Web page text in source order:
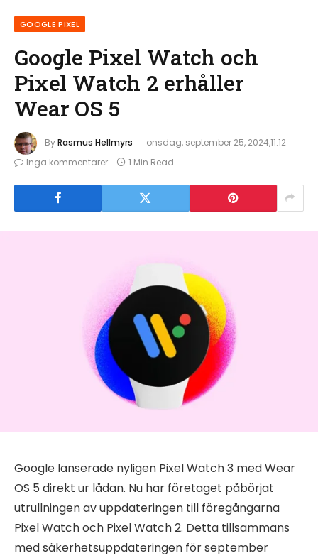
GOOGLE PIXEL
Google Pixel Watch och
Pixel Watch 2 erhåller
Wear OS 5
ByRasmus Hellmyrs
onsdag, september 25, 2024,11:12
Inga kommentarer
1 Min Read
Google lanserade nyligen Pixel Watch 3 med Wear
OS 5 direkt ur lådan. Nu har företaget påbörjat
utrullningen av uppdateringen till föregångarna
Pixel Watch och Pixel Watch 2. Detta tillsammans
med säkerhetsuppdateringen för september